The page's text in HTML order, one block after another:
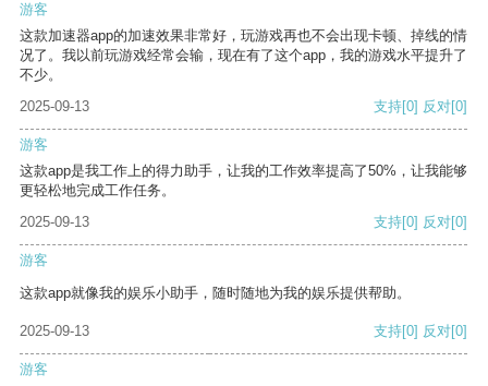
游客
这款加速器app的加速效果非常好，玩游戏再也不会出现卡顿、掉线的情
况了。我以前玩游戏经常会输，现在有了这个app，我的游戏水平提升了
不少。
2025-09-13
支持[0] 反对[0]
游客
这款app是我工作上的得力助手，让我的工作效率提高了50%，让我能够
更轻松地完成工作任务。
2025-09-13
支持[0] 反对[0]
游客
这款app就像我的娱乐小助手，随时随地为我的娱乐提供帮助。
2025-09-13 支持[0] 反对[0]
游客